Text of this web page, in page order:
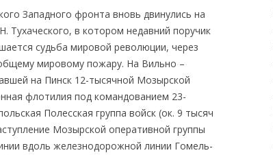
Западного фронта вновь двинулись на
Тухаческого, в котором недавний поручик
судьба мировой революции, через
мировому пожару. На Вильно –
на Пинск 12-тысячной Мозырской
флотилия под командованием 23-
Полесская группа войск (ок. 9 тысяч
Мозырской оперативной группы
вдоль железнодорожной линии Гомель-